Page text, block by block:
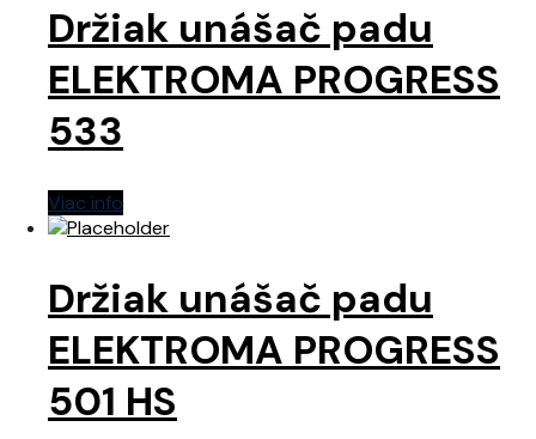
Držiak unášač padu
ELEKTROMA PROGRESS
533
Viac info
Držiak unášač padu
ELEKTROMA PROGRESS
501 HS